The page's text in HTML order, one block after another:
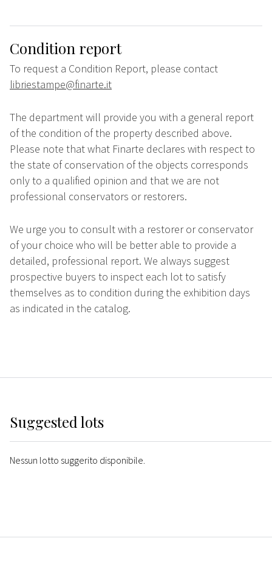
Condition report
To request a Condition Report, please contact
libriestampe@finarte.it
The department will provide you with a general report
of the condition of the property described above.
Please note that what Finarte declares with respect to
the state of conservation of the objects corresponds
only to a qualified opinion and that we are not
professional conservators or restorers.
We urge you to consult with a restorer or conservator
of your choice who will be better able to provide a
detailed, professional report. We always suggest
prospective buyers to inspect each lot to satisfy
themselves as to condition during the exhibition days
as indicated in the catalog.
Suggested lots
Nessun lotto suggerito disponibile.